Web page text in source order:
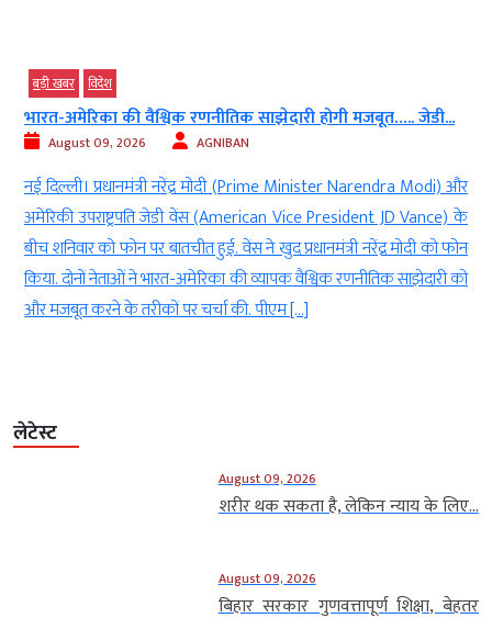
बड़ी खबर विदेश
भारत-अमेरिका की वैश्विक रणनीतिक साझेदारी होगी मजबूत….. जेडी...
August 09, 2026 AGNIBAN
नई दिल्ली। प्रधानमंत्री नरेंद्र मोदी (Prime Minister Narendra Modi) और
अमेरिकी उपराष्ट्रपति जेडी वेंस (American Vice President JD Vance) के
बीच शनिवार को फोन पर बातचीत हुई. वेंस ने खुद प्रधानमंत्री नरेंद्र मोदी को फोन
किया. दोनों नेताओं ने भारत-अमेरिका की व्यापक वैश्विक रणनीतिक साझेदारी को
और मजबूत करने के तरीकों पर चर्चा की. पीएम […]
लेटेस्ट
August 09, 2026
शरीर थक सकता है, लेकिन न्याय के लिए...
August 09, 2026
बिहार सरकार गुणवत्तापूर्ण शिक्षा, बेहतर